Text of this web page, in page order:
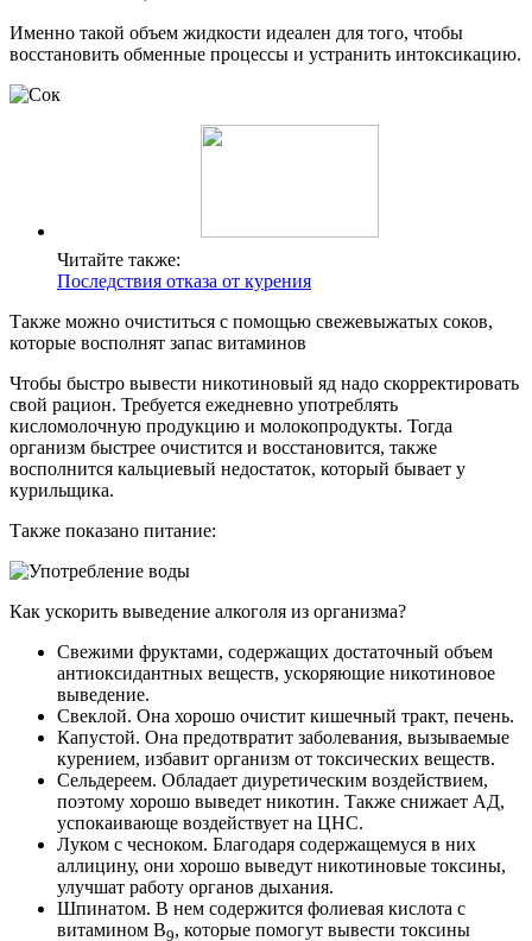
Именно такой объем жидкости идеален для того, чтобы
восстановить обменные процессы и устранить интоксикацию.
Читайте также:
Последствия отказа от курения
Также можно очиститься с помощью свежевыжатых соков,
которые восполнят запас витаминов
Чтобы быстро вывести никотиновый яд надо скорректировать
свой рацион. Требуется ежедневно употреблять
кисломолочную продукцию и молокопродукты. Тогда
организм быстрее очистится и восстановится, также
восполнится кальциевый недостаток, который бывает у
курильщика.
Также показано питание:
Как ускорить выведение алкоголя из организма?
Свежими фруктами, содержащих достаточный объем
антиоксидантных веществ, ускоряющие никотиновое
выведение.
Свеклой. Она хорошо очистит кишечный тракт, печень.
Капустой. Она предотвратит заболевания, вызываемые
курением, избавит организм от токсических веществ.
Сельдереем. Обладает диуретическим воздействием,
поэтому хорошо выведет никотин. Также снижает АД,
успокаивающе воздействует на ЦНС.
Луком с чесноком. Благодаря содержащемуся в них
аллицину, они хорошо выведут никотиновые токсины,
улучшат работу органов дыхания.
Шпинатом. В нем содержится фолиевая кислота с
витамином В9, которые помогут вывести токсины